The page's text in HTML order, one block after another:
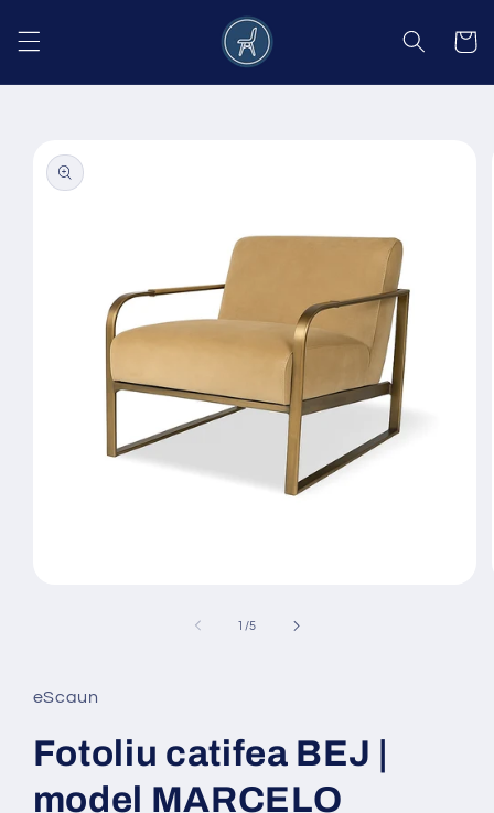
conținut
Coș
informațiile
despre
produs
fereastră
modală
1 /din
5
eScaun
Fotoliu catifea BEJ |
model MARCELO